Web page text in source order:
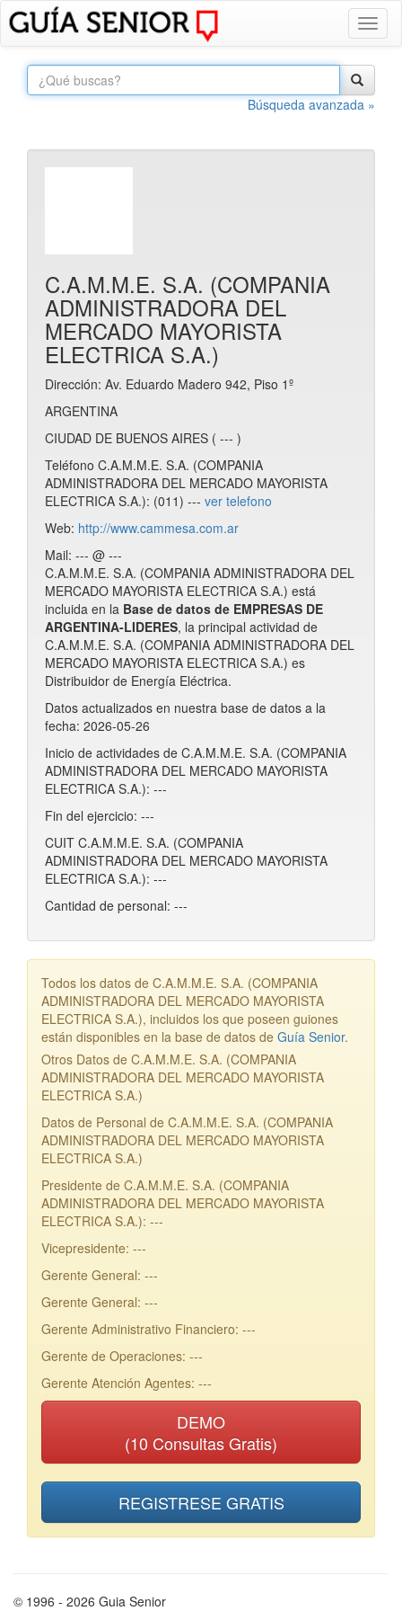
Búsqueda avanzada »
C.A.M.M.E. S.A. (COMPANIA
ADMINISTRADORA DEL
MERCADO MAYORISTA
ELECTRICA S.A.)
Dirección: Av. Eduardo Madero 942, Piso 1º
ARGENTINA
CIUDAD DE BUENOS AIRES ( --- )
Teléfono C.A.M.M.E. S.A. (COMPANIA
ADMINISTRADORA DEL MERCADO MAYORISTA
ELECTRICA S.A.): (011) --- ver telefono
Web: http://www.cammesa.com.ar
Mail: --- @ ---
C.A.M.M.E. S.A. (COMPANIA ADMINISTRADORA DEL
MERCADO MAYORISTA ELECTRICA S.A.) está
incluida en la Base de datos de EMPRESAS DE
ARGENTINA-LIDERES, la principal actividad de
C.A.M.M.E. S.A. (COMPANIA ADMINISTRADORA DEL
MERCADO MAYORISTA ELECTRICA S.A.) es
Distribuidor de Energía Eléctrica.
Datos actualizados en nuestra base de datos a la
fecha: 2026-05-26
Inicio de actividades de C.A.M.M.E. S.A. (COMPANIA
ADMINISTRADORA DEL MERCADO MAYORISTA
ELECTRICA S.A.): ---
Fin del ejercicio: ---
CUIT C.A.M.M.E. S.A. (COMPANIA
ADMINISTRADORA DEL MERCADO MAYORISTA
ELECTRICA S.A.): ---
Cantidad de personal: ---
Todos los datos de C.A.M.M.E. S.A. (COMPANIA
ADMINISTRADORA DEL MERCADO MAYORISTA
ELECTRICA S.A.), incluidos los que poseen guiones
están disponibles en la base de datos de Guía Senior.
Otros Datos de C.A.M.M.E. S.A. (COMPANIA
ADMINISTRADORA DEL MERCADO MAYORISTA
ELECTRICA S.A.)
Datos de Personal de C.A.M.M.E. S.A. (COMPANIA
ADMINISTRADORA DEL MERCADO MAYORISTA
ELECTRICA S.A.)
Presidente de C.A.M.M.E. S.A. (COMPANIA
ADMINISTRADORA DEL MERCADO MAYORISTA
ELECTRICA S.A.): ---
Vicepresidente: ---
Gerente General: ---
Gerente General: ---
Gerente Administrativo Financiero: ---
Gerente de Operaciones: ---
Gerente Atención Agentes: ---
DEMO
(10 Consultas Gratis)
REGISTRESE GRATIS
© 1996 - 2026 Guia Senior